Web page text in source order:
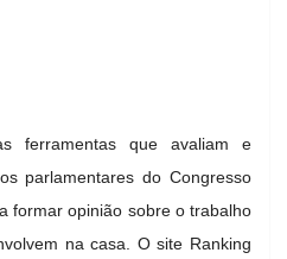
ferramentas que avaliam e
parlamentares do Congresso
formar opinião sobre o trabalho
na casa. O site Ranking